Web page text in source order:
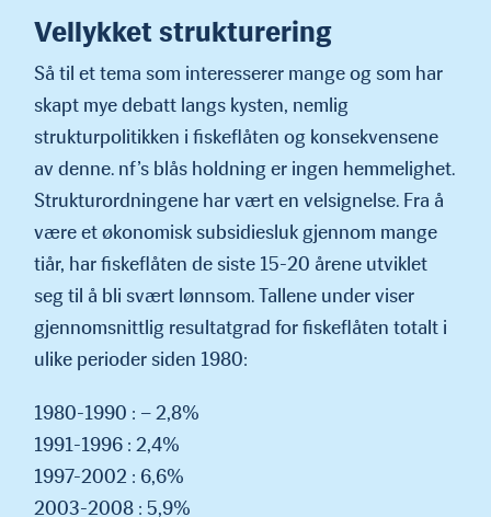
Vellykket strukturering
Så til et tema som interesserer mange og som har
skapt mye debatt langs kysten, nemlig
strukturpolitikken i fiskeflåten og konsek­vensene
av denne. nf’s blås holdning er ingen hemmelighet.
Struk­turordningene har vært en velsignelse. Fra å
være et økonomisk subsidiesluk gjennom mange
tiår, har fiskeflåten de siste 15-20 årene utviklet
seg til å bli svært lønnsom. Tallene under viser
gjennomsnittlig resultatgrad for fiskeflåten totalt i
ulike perioder siden 1980:
1980-1990 : – 2,8%
1991-1996 : 2,4%
1997-2002 : 6,6%
2003-2008 : 5,9%